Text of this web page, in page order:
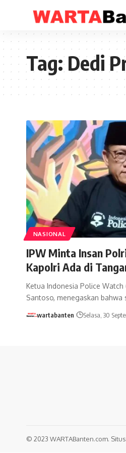
Tag:Dedi
NASIONAL
IPW Minta Insan
Kapolri Ada di
Ketua Indonesia Police Watch
Santoso, menegaskan bahwa
wartabanten Selasa, 30
© 2023 WARTABanten.com.